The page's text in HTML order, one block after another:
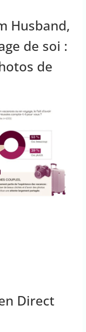
Husband,
de soi :
de
Direct